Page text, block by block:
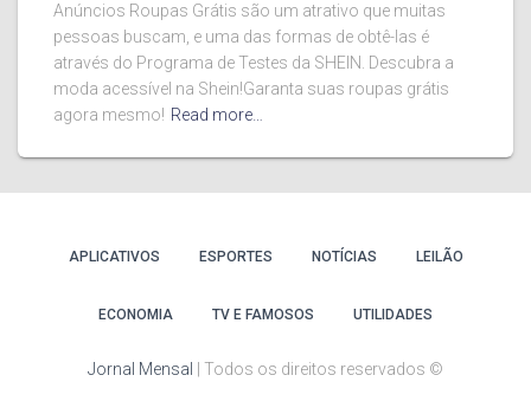
Anúncios Roupas Grátis são um atrativo que muitas
pessoas buscam, e uma das formas de obtê-las é
através do Programa de Testes da SHEIN. Descubra a
moda acessível na Shein!Garanta suas roupas grátis
agora mesmo! Read more…
APLICATIVOS ESPORTES NOTÍCIAS LEILÃO
ECONOMIA TV E FAMOSOS UTILIDADES
Jornal Mensal | Todos os direitos reservados ©